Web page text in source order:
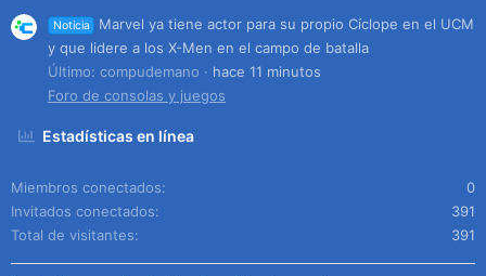
Noticia
Marvel ya tiene actor para su propio Cíclope en el UCM
y que lidere a los X-Men en el campo de batalla
Último: compudemano
hace 11 minutos
Foro de consolas y juegos
Estadísticas en línea
Miembros conectados
0
Invitados conectados
391
Total de visitantes
391